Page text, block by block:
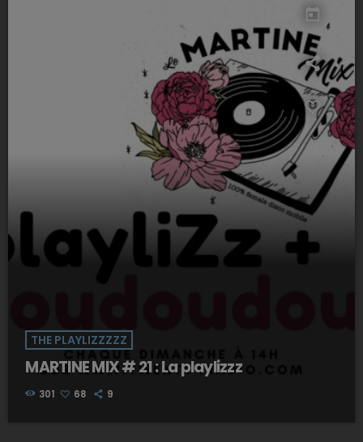
today
THE PLAYLIZZZZZ
MARTINE MIX # 21 : La playlizzz
301 68 9